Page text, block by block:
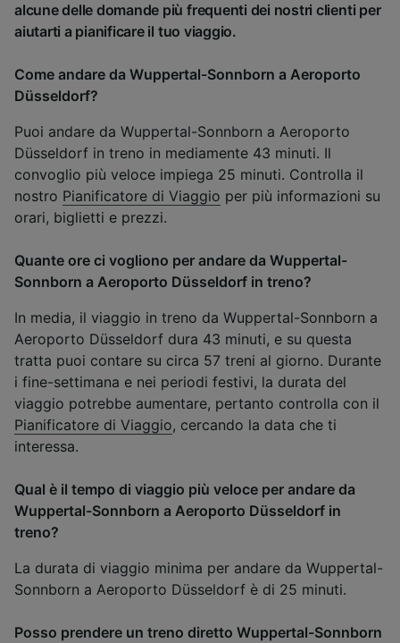
alcune delle domande più frequenti dei nostri clienti per
aiutarti a pianificare il tuo viaggio.
Come andare da Wuppertal-Sonnborn a Aeroporto
Düsseldorf?
Puoi andare da Wuppertal-Sonnborn a Aeroporto
Düsseldorf in treno in mediamente 43 minuti. Il
convoglio più veloce impiega 25 minuti. Controlla il
nostro Pianificatore di Viaggio per più informazioni su
orari, biglietti e prezzi.
Quante ore ci vogliono per andare da Wuppertal-
Sonnborn a Aeroporto Düsseldorf in treno?
In media, il viaggio in treno da Wuppertal-Sonnborn a
Aeroporto Düsseldorf dura 43 minuti, e su questa
tratta puoi contare su circa 57 treni al giorno. Durante
i fine-settimana e nei periodi festivi, la durata del
viaggio potrebbe aumentare, pertanto controlla con il
Pianificatore di Viaggio, cercando la data che ti
interessa.
Qual è il tempo di viaggio più veloce per andare da
Wuppertal-Sonnborn a Aeroporto Düsseldorf in
treno?
La durata di viaggio minima per andare da Wuppertal-
Sonnborn a Aeroporto Düsseldorf è di 25 minuti.
Posso prendere un treno diretto Wuppertal-Sonnborn